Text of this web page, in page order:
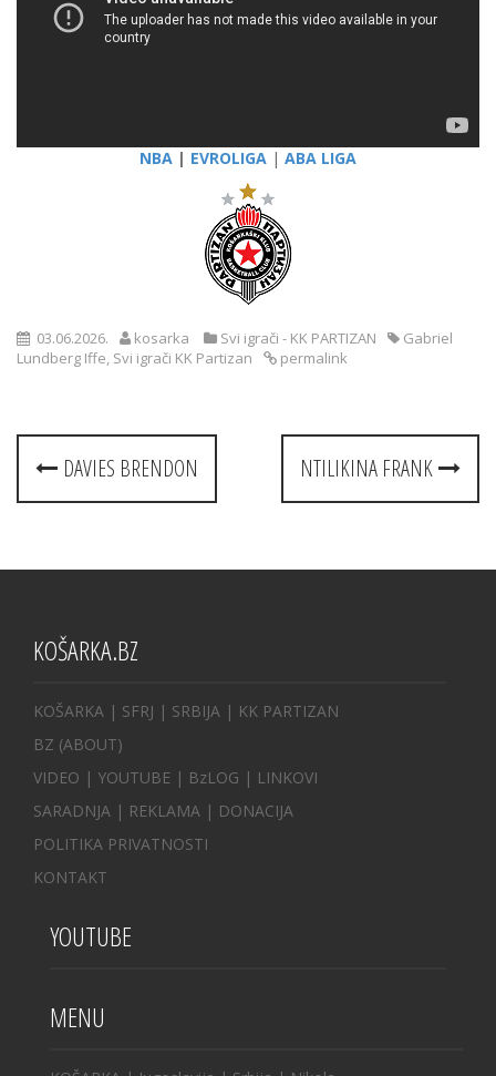
NBA | EVROLIGA | ABA LIGA
03.06.2026. kosarka Svi igrači - KK PARTIZAN
Gabriel
Lundberg Iffe, Svi igrači KK Partizan permalink
Post
navigation
DAVIES BRENDON NTILIKINA FRANK
KOŠARKA.BZ
KOŠARKA | SFRJ | SRBIJA | KK PARTIZAN
BZ (ABOUT)
VIDEO | YOUTUBE | BzLOG | LINKOVI
SARADNJA | REKLAMA | DONACIJA
POLITIKA PRIVATNOSTI
KONTAKT
YOUTUBE
MENU